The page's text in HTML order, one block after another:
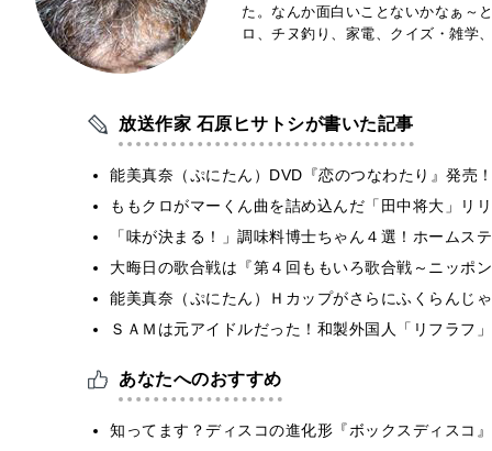
た。なんか面白いことないかなぁ～
ロ、チヌ釣り、家電、クイズ・雑学
放送作家 石原ヒサトシが書いた記事
能美真奈（ぷにたん）DVD『恋のつなわたり』発売
ももクロがマーくん曲を詰め込んだ「田中将大」
「味が決まる！」調味料博士ちゃん４選！ホームス
大晦日の歌合戦は『第４回ももいろ歌合戦～ニッポ
能美真奈（ぷにたん）Ｈカップがさらにふくらんじ
ＳＡＭは元アイドルだった！和製外国人「リフラフ
あなたへのおすすめ
知ってます？ディスコの進化形『ボックスディスコ』